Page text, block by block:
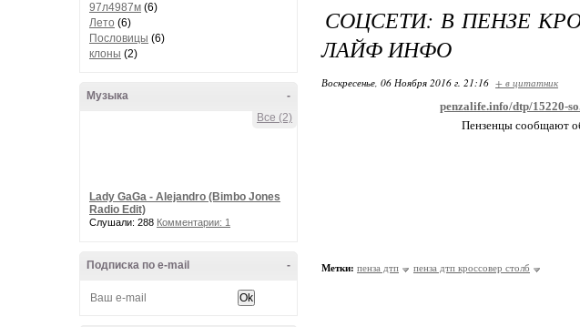
97л4987м (6)
Лето (6)
Пословицы (6)
клоны (2)
-
Музыка
Все (2)
Lady GaGa - Alejandro (Bimbo Jones
Radio Edit)
Слушали: 288 Комментарии: 1
-
Подписка по e-mail
СОЦСЕТИ: В ПЕНЗЕ
ЛАЙФ ИНФО
Воскресенье, 06 Ноября 2016 г. 21:16 + в цитатник
penzalife.info/dtp/15220-
Пензенцы сообщают
Метки: пенза дтп пенза дтп кроссовер столб